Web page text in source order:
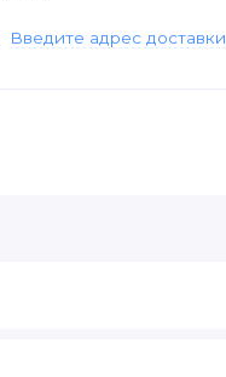
Введите адрес доставки